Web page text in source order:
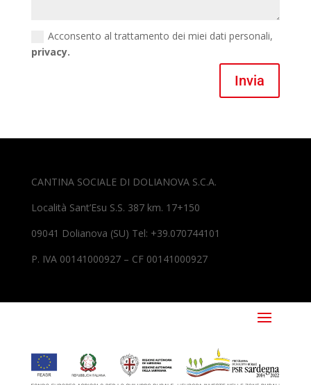
Acconsento al trattamento dei miei dati personali,
privacy.
Invia
CANTINA SOCIALE DI DOLIANOVA S.C.A.
Località Sant’Esu S.S. 387 km. 17+150
09041 Dolianova (SU) Tel: +39.070744101
P. IVA 00141000927 – CF 00141000927